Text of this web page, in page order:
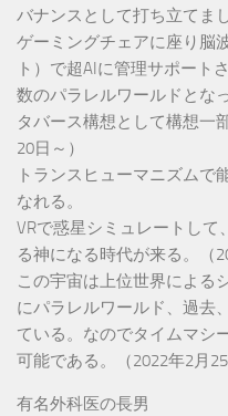
バナンスとして打ち立てま
ゲーミングチェアに座り脳
ト）で超AIに管理サポート
数のパラレルワールドとな
タバース構想として構想
20日～）
トランスヒューマニズムで
なれる。
VRで惑星シミュレートし
る神になる時代が来る。（
この宇宙は上位世界による
にパラレルワールド、過去
ている。なのでタイムマシ
可能である。（2022年2月25
有名外科医の長男